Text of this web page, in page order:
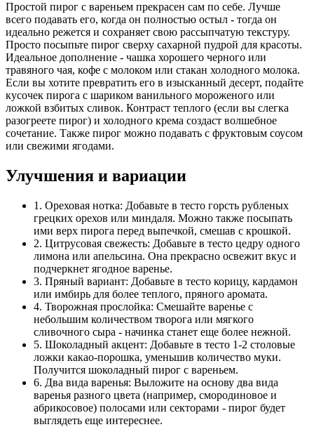
Простой пирог с вареньем прекрасен сам по себе. Лучше
всего подавать его, когда он полностью остыл - тогда он
идеально режется и сохраняет свою рассыпчатую текстуру.
Просто посыпьте пирог сверху сахарной пудрой для красоты.
Идеальное дополнение - чашка хорошего черного или
травяного чая, кофе с молоком или стакан холодного молока.
Если вы хотите превратить его в изысканный десерт, подайте
кусочек пирога с шариком ванильного мороженого или
ложкой взбитых сливок. Контраст теплого (если вы слегка
разогреете пирог) и холодного крема создаст волшебное
сочетание. Также пирог можно подавать с фруктовым соусом
или свежими ягодами.
Улучшения и вариации
1. Ореховая нотка: Добавьте в тесто горсть рубленых
грецких орехов или миндаля. Можно также посыпать
ими верх пирога перед выпечкой, смешав с крошкой.
2. Цитрусовая свежесть: Добавьте в тесто цедру одного
лимона или апельсина. Она прекрасно освежит вкус и
подчеркнет ягодное варенье.
3. Пряный вариант: Добавьте в тесто корицу, кардамон
или имбирь для более теплого, пряного аромата.
4. Творожная прослойка: Смешайте варенье с
небольшим количеством творога или мягкого
сливочного сыра - начинка станет еще более нежной.
5. Шоколадный акцент: Добавьте в тесто 1-2 столовые
ложки какао-порошка, уменьшив количество муки.
Получится шоколадный пирог с вареньем.
6. Два вида варенья: Выложите на основу два вида
варенья разного цвета (например, смородиновое и
абрикосовое) полосами или секторами - пирог будет
выглядеть еще интереснее.